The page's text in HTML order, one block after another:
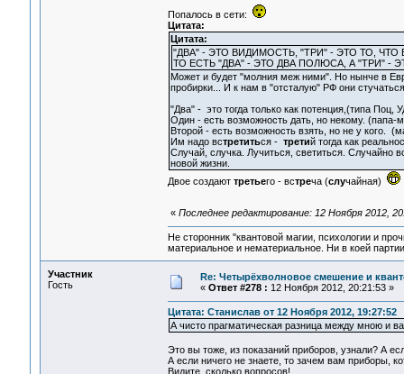
Попалось в сети:
Цитата:
Цитата:
"ДВА" - ЭТО ВИДИМОСТЬ, "ТРИ" - ЭТО ТО, ЧТО
ТО ЕСТЬ "ДВА" - ЭТО ДВА ПОЛЮСА, А "ТРИ" -
Может и будет "молния меж ними". Но нынче в
пробирки... И к нам в "отсталую" РФ они
"Два" - это тогда только как потенция,(типа Поц,
Один - есть возможность дать, но некому. (папа-
Второй - есть возможность взять, но не у кого.
Им надо встретиться - третий тогда как
Случай, случка. Лучиться, светиться. Случайно
новой жизни.
Двое создают третьего - встреча (случайная)
« Последнее редактирование: 12 Ноября 2012,
Не сторонник "квантовой магии, психологии и
материальное и нематериальное. Ни в коей
Участник
Гость
Re: Четырёхволновое смешение и
« Ответ #278 : 12 Ноября 2012, 20:21:53 »
Цитата: Станислав от 12 Ноября 2012, 19:27:52
А чисто прагматическая разница между мною и
Это вы тоже, из показаний приборов, узнали? А
А если ничего не знаете, то зачем вам приборы,
Видите, сколько вопросов!